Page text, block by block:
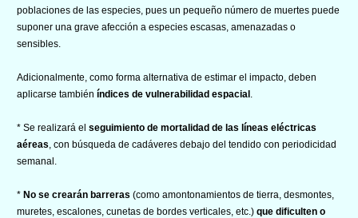
poblaciones de las especies, pues un pequeño número de muertes puede
suponer una grave afección a especies escasas, amenazadas o
sensibles.
Adicionalmente, como forma alternativa de estimar el impacto, deben
aplicarse también índices de vulnerabilidad espacial
* Se realizará el seguimiento de mortalidad de las líneas eléctricas
aéreas , con búsqueda de cadáveres debajo del tendido con periodicidad
semanal.
* No se crearán barreras (como amontonamientos de tierra, desmontes,
muretes, escalones, cunetas de bordes verticales, etc.) que dificulten o